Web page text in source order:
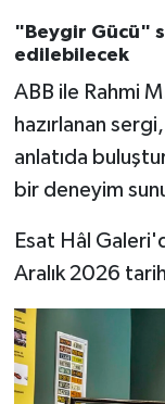
"Beygir Gücü"
edilebilecek
ABB ile Rahmi
hazırlanan
anlatıda
bir deneyim
Esat Hâl
Aralık 2026